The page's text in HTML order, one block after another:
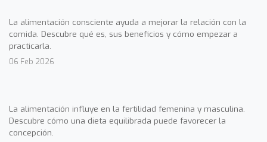
La alimentación consciente ayuda a mejorar la relación con la
comida. Descubre qué es, sus beneficios y cómo empezar a
practicarla.
06 Feb 2026
La alimentación influye en la fertilidad femenina y masculina.
Descubre cómo una dieta equilibrada puede favorecer la
concepción.